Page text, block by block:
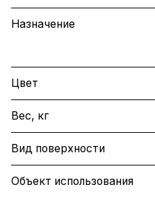
Назначение
Цвет
Вес, кг
Вид поверхности
Объект использования